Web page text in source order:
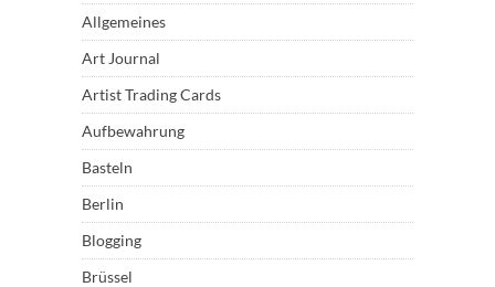
Allgemeines
Art Journal
Artist Trading Cards
Aufbewahrung
Basteln
Berlin
Blogging
Brüssel